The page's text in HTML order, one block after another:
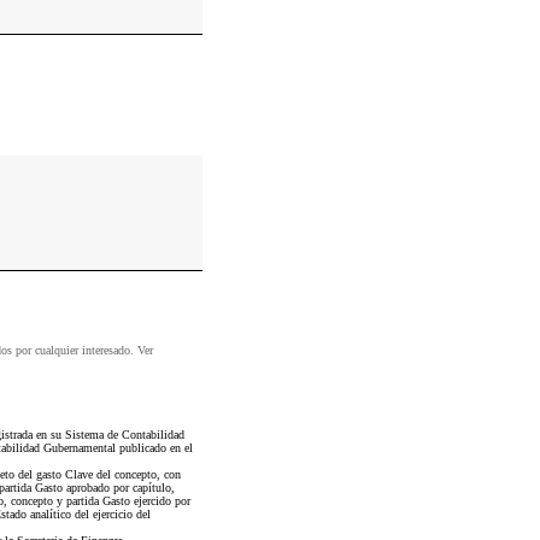
por cualquier interesado. Ver
en su Sistema de Contabilidad
Gubernamental publicado en el
del gasto Clave del concepto, con
Gasto aprobado por capítulo,
concepto y partida Gasto ejercido por
analítico del ejercicio del